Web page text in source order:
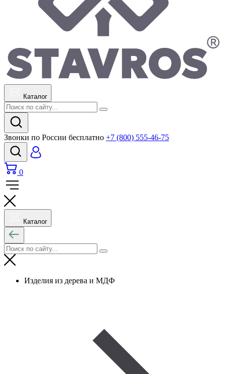
Каталог
Звонки по России бесплатно +7 (800) 555-46-75
0
Каталог
Изделия из дерева и МДФ